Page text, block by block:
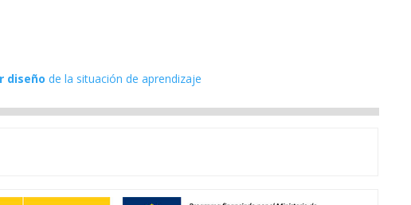
diseño de la situación de aprendizaje